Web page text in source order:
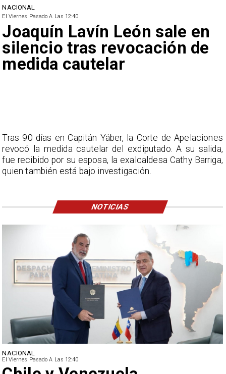
NACIONAL
El Viernes Pasado A Las 12:40
NACIONAL
El Viernes Pasado A Las 12:40
Joaquín Lavín León sale en
silencio tras revocación de
medida cautelar
Tras 90 días en Capitán Yáber, la Corte de Apelaciones
revocó la medida cautelar del exdiputado. A su salida,
fue recibido por su esposa, la exalcaldesa Cathy Barriga,
quien también está bajo investigación.
NOTICIAS